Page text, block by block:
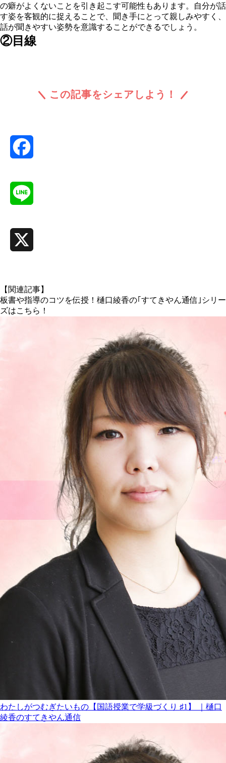
の癖がよくないことを引き起こす可能性もあります。自分が話
す姿を客観的に捉えることで、聞き手にとって親しみやすく、
話が聞きやすい姿勢を意識することができるでしょう。
②目線
この記事をシェアしよう！
【関連記事】
板書や指導のコツを伝授！樋口綾香の｢すてきやん通信｣シリー
ズはこちら！
わたしがつむぎたいもの【国語授業で学級づくり ♯1】 ｜樋口
綾香のすてきやん通信